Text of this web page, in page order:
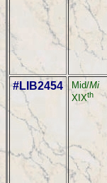
#LIB2454 Mid/Mi
XIXth